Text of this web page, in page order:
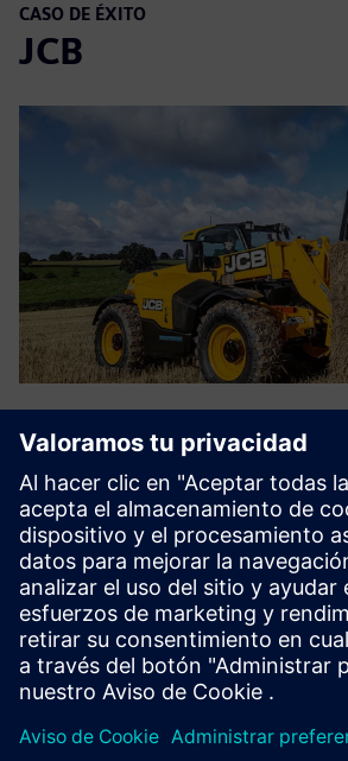
CASO DE ÉXITO
JCB
Heavyweight
digitalization
Empresa: JCB
Industria: Heavy equipment
Ubicación: Rocester, United Kingdom
Siemens Software: Geolus, NX, PLM